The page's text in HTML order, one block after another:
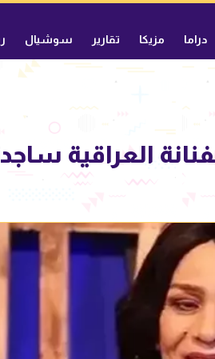
دراما مزيكا تقارير سوشيال
العراقية